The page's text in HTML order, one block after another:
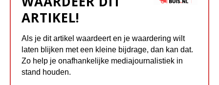
ARTIKEL!
Als je dit artikel waardeert en je waardering wilt
laten blijken met een kleine bijdrage, dan kan dat.
Zo help je onafhankelijke mediajournalistiek in
stand houden.